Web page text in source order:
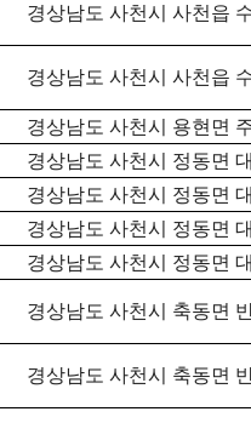
경상남도 사천시 사천읍
경상남도 사천시 사천읍
경상남도 사천시 용현면
경상남도 사천시 정동면
경상남도 사천시 정동면
경상남도 사천시 정동면
경상남도 사천시 정동면
경상남도 사천시 축동면
경상남도 사천시 축동면